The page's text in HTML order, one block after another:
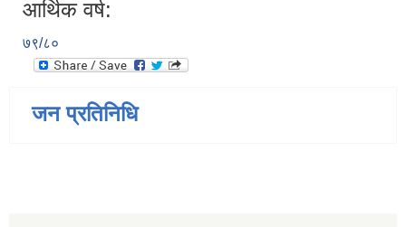
आर्थिक वर्ष:
७९/८०
जन प्रतिनिधि